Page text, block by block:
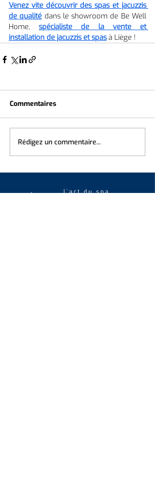
Venez vite découvrir des spas et jacuzzis
de qualité dans le showroom de Be Well
Home, spécialiste de la vente et
installation de jacuzzis et spas à Liège !
Commentaires
Rédigez un commentaire...